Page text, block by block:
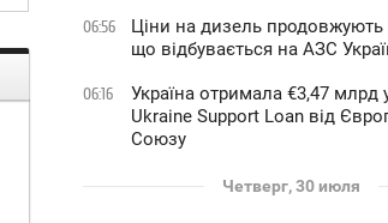
06:56
Ціни на дизель продовжують
що відбувається на АЗС
06:16
Україна отримала €3,47 млрд
Ukraine Support Loan від
Союзу
Четверг, 30 июля